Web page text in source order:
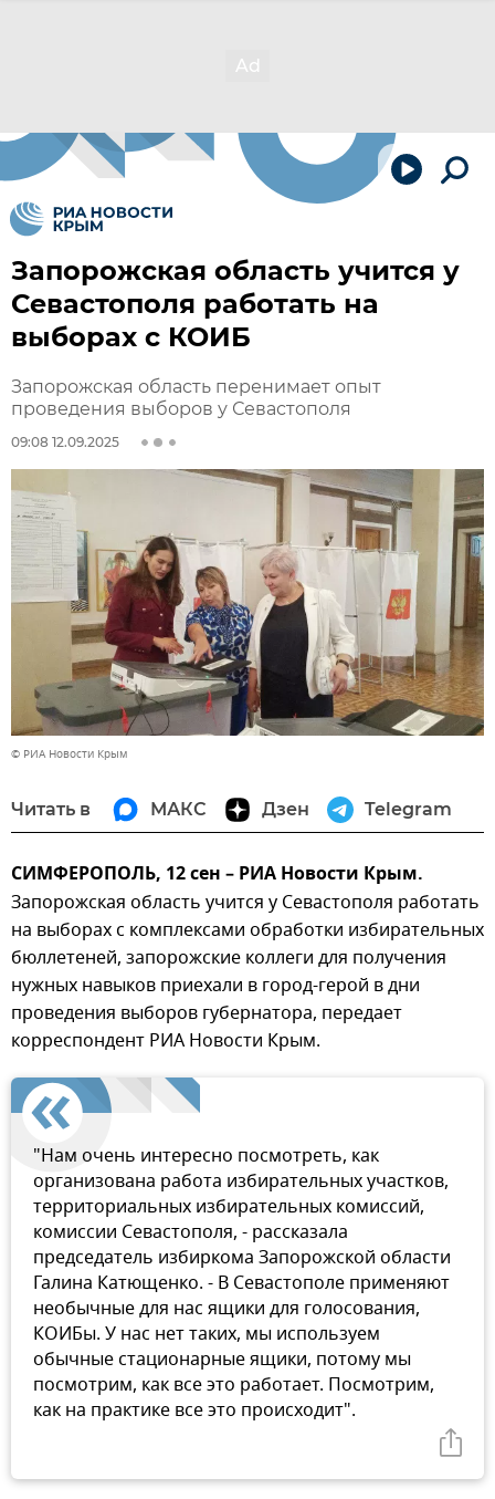
Запорожская область учится у
Севастополя работать на
выборах с КОИБ
Запорожская область перенимает опыт
проведения выборов у Севастополя
09:08 12.09.2025
© РИА Новости Крым
Читать в МАКС Дзен Telegram
СИМФЕРОПОЛЬ, 12 сен – РИА Новости Крым.
Запорожская область учится у Севастополя работать
на выборах с комплексами обработки избирательных
бюллетеней, запорожские коллеги для получения
нужных навыков приехали в город-герой в дни
проведения выборов губернатора, передает
корреспондент РИА Новости Крым.
"Нам очень интересно посмотреть, как
организована работа избирательных участков,
территориальных избирательных комиссий,
комиссии Севастополя, - рассказала
председатель избиркома Запорожской области
Галина Катющенко. - В Севастополе применяют
необычные для нас ящики для голосования,
КОИБы. У нас нет таких, мы используем
обычные стационарные ящики, потому мы
посмотрим, как все это работает. Посмотрим,
как на практике все это происходит".